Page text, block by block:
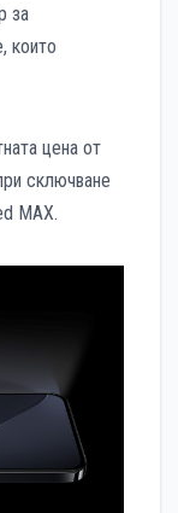
за
които
цена от
сключване
MAX.